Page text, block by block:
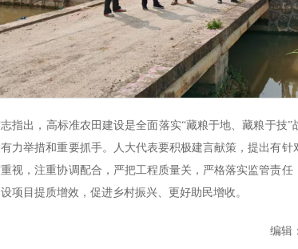
指出，高标准农田建设是全面落实“藏粮于地、藏粮于技
力举措和重要抓手。人大代表要积极建言献策，提出有
视，注重协调配合，严把工程质量关，严格落实监管责
项目提质增效，促进乡村振兴、更好助民增收。
编